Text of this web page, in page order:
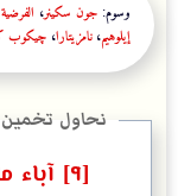
وسوم: جون سكينر، الفرضية
إيلوهيم، نامزيتارا، چيكوب
[٩] آباء ما بعد الطوفان